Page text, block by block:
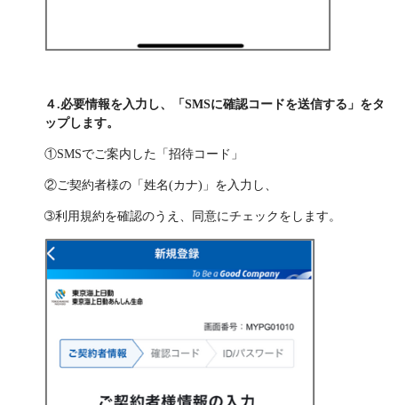
４.必要情報を入力し、「SMSに確認コードを送信する」をタ
ップします。
①SMSでご案内した「招待コード」
②ご契約者様の「姓名(カナ)」を入力し、
➂利用規約を確認のうえ、同意にチェックをします。